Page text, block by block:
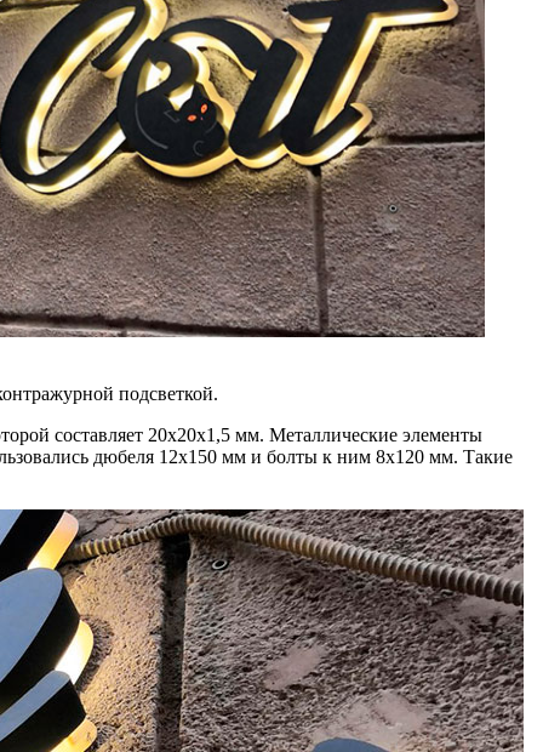
подсветкой.
составляет 20х20х1,5 мм. Металлические элементы
дюбеля 12х150 мм и болты к ним 8х120 мм. Такие